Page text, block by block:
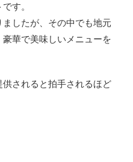
す。
したが、その中でも地元
華で美味しいメニューを
されると拍手されるほど